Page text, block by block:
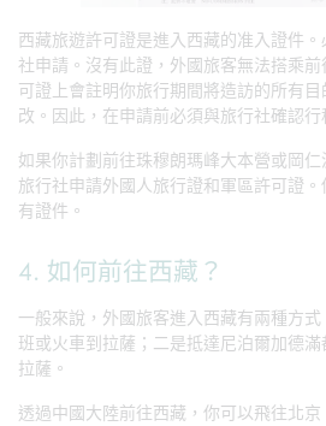
西藏旅遊許可證是進入西藏的准入證件
社申請。沒有此證，外國旅客無法搭乘
可證上會註明你旅行期間將造訪的所有
改。因此，在申請前必須與旅行社確認行
如果你計劃前往珠穆朗瑪峰大本營或岡
旅行社申請外國人旅行證和軍區許可證
有證件。
4. 如何前往西藏？
一般來說，外國旅客進入西藏有兩種方
班或火車到拉薩；二是抵達尼泊爾加德
拉薩。
透過中國大陸前往西藏，你可以飛往北